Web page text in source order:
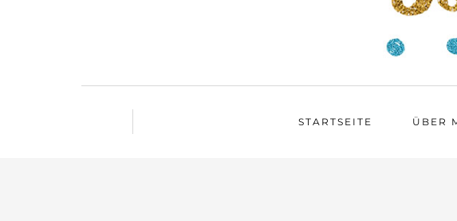
STARTSEITE ÜBER